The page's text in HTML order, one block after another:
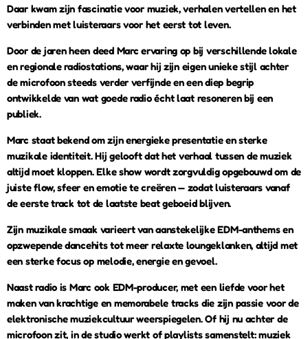
Daar kwam zijn fascinatie voor muziek, verhalen vertellen en het
verbinden met luisteraars voor het eerst tot leven.
Door de jaren heen deed Marc ervaring op bij verschillende lokale
en regionale radiostations, waar hij zijn eigen unieke stijl achter
de microfoon steeds verder verfijnde en een diep begrip
ontwikkelde van wat goede radio écht laat resoneren bij een
publiek.
Marc staat bekend om zijn energieke presentatie en sterke
muzikale identiteit. Hij gelooft dat het verhaal tussen de muziek
altijd moet kloppen. Elke show wordt zorgvuldig opgebouwd om de
juiste flow, sfeer en emotie te creëren — zodat luisteraars vanaf
de eerste track tot de laatste beat geboeid blijven.
Zijn muzikale smaak varieert van aanstekelijke EDM-anthems en
opzwepende dancehits tot meer relaxte loungeklanken, altijd met
een sterke focus op melodie, energie en gevoel.
Naast radio is Marc ook EDM-producer, met een liefde voor het
maken van krachtige en memorabele tracks die zijn passie voor de
elektronische muziekcultuur weerspiegelen. Of hij nu achter de
microfoon zit, in de studio werkt of playlists samenstelt: muziek